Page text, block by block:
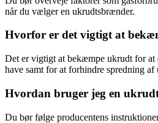
når du vælger en ukrudtsbrænder.
Hvorfor er det vigtigt at
Det er vigtigt at bekæmpe ukrudt for at
have samt for at forhindre spredning af
Hvordan bruger jeg en
Du bør følge producentens